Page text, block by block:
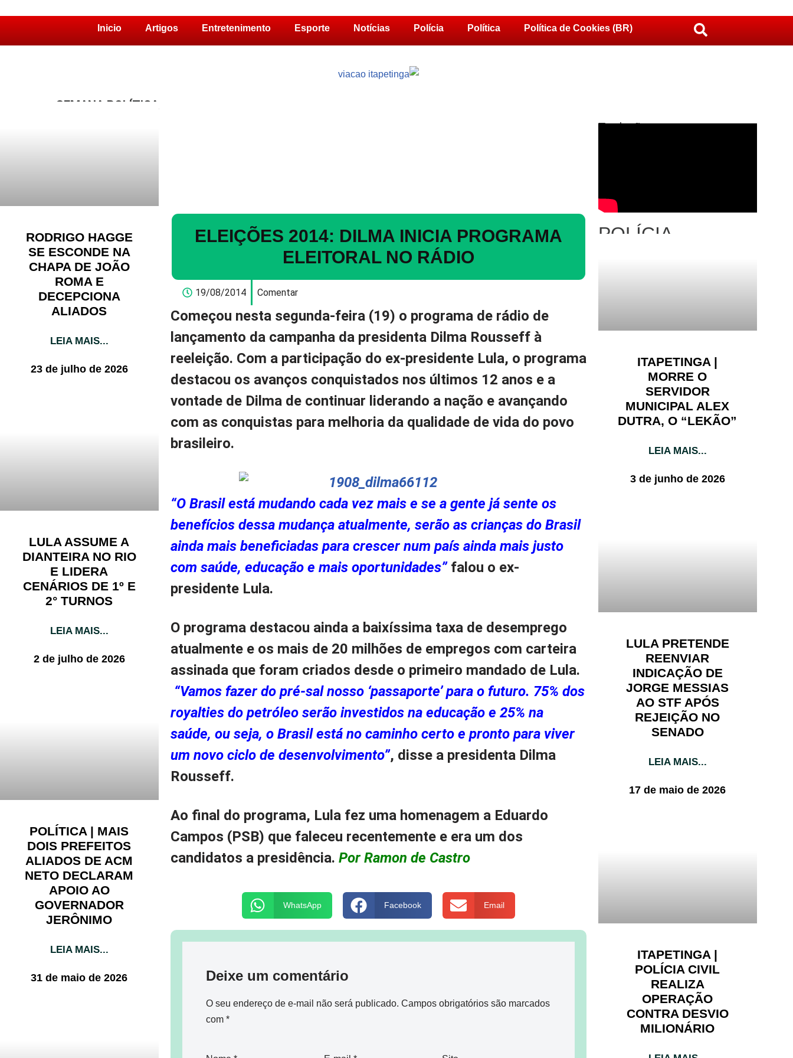
para
Inicio Artigos Entretenimento Esporte Notícias Polícia Política Política de Cookies (BR)
SEMANA POLÍTICA
RODRIGO HAGGE
SE ESCONDE NA
CHAPA DE JOÃO
ROMA E
DECEPCIONA
ALIADOS
LEIA MAIS...
23 de julho de 2026
LULA ASSUME A
DIANTEIRA NO RIO
E LIDERA
CENÁRIOS DE 1º E
2° TURNOS
LEIA MAIS...
2 de julho de 2026
POLÍTICA | MAIS
DOIS PREFEITOS
ALIADOS DE ACM
NETO DECLARAM
APOIO AO
GOVERNADOR
JERÔNIMO
LEIA MAIS...
31 de maio de 2026
ELEIÇÕES 2014: DILMA INICIA PROGRAMA
ELEITORAL NO RÁDIO
19/08/2014 Comentar
Começou nesta segunda-feira (19) o programa de rádio de
lançamento da campanha da presidenta Dilma Rousseff à
reeleição. Com a participação do ex-presidente Lula, o programa
destacou os avanços conquistados nos últimos 12 anos e a
vontade de Dilma de continuar liderando a nação e avançando
com as conquistas para melhoria da qualidade de vida do povo
brasileiro.
“O Brasil está mudando cada vez mais e se a gente já sente os
benefícios dessa mudança atualmente, serão as crianças do Brasil
ainda mais beneficiadas para crescer num país ainda mais justo
com saúde, educação e mais oportunidades”falou o ex-
presidente Lula.
O programa destacou ainda a baixíssima taxa de desemprego
atualmente e os mais de 20 milhões de empregos com carteira
assinada que foram criados desde o primeiro mandado de Lula.
“Vamos fazer do pré-sal nosso ‘passaporte’ para o futuro. 75% dos
royalties do petróleo serão investidos na educação e 25% na
saúde, ou seja, o Brasil está no caminho certo e pronto para viver
um novo ciclo de desenvolvimento”, disse a presidenta Dilma
Rousseff.
Ao final do programa, Lula fez uma homenagem a Eduardo
Campos (PSB) que faleceu recentemente e era um dos
candidatos a presidência. Por Ramon de Castro
WhatsApp Facebook Email
Deixe um comentário
O seu endereço de e-mail não será publicado. Campos obrigatórios são marcados
com *
Traduções
POLÍCIA
ITAPETINGA |
MORRE O
SERVIDOR
MUNICIPAL ALEX
DUTRA, O “LEKÃO”
LEIA MAIS...
3 de junho de 2026
LULA PRETENDE
REENVIAR
INDICAÇÃO DE
JORGE MESSIAS
AO STF APÓS
REJEIÇÃO NO
SENADO
LEIA MAIS...
17 de maio de 2026
ITAPETINGA |
POLÍCIA CIVIL
REALIZA
OPERAÇÃO
CONTRA DESVIO
MILIONÁRIO